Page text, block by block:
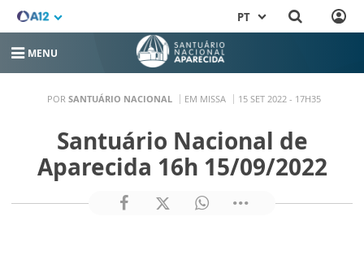
PT
MENU
POR SANTUÁRIO NACIONAL EM MISSA 15 SET 2022 - 17H35
Santuário Nacional de
Aparecida 16h 15/09/2022